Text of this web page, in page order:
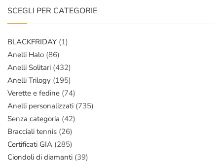
SCEGLI PER CATEGORIE
BLACKFRIDAY (1)
Anelli Halo (86)
Anelli Solitari (432)
Anelli Trilogy (195)
Verette e fedine (74)
Anelli personalizzati (735)
Senza categoria (42)
Bracciali tennis (26)
Certificati GIA (285)
Ciondoli di diamanti (39)